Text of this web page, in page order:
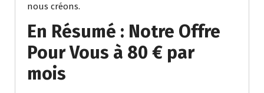
nous créons.
En Résumé : Notre Offre
Pour Vous à 80 € par
mois